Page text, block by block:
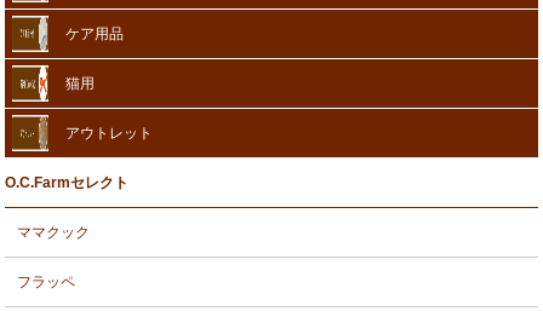
ケア用品
猫用
アウトレット
O.C.Farmセレクト
ママクック
フラッペ